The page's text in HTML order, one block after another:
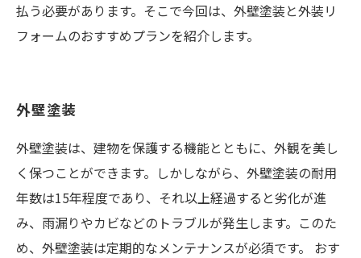
払う必要があります。そこで今回は、外壁塗装と外装リ
フォームのおすすめプランを紹介します。
外壁塗装
外壁塗装は、建物を保護する機能とともに、外観を美し
く保つことができます。しかしながら、外壁塗装の耐用
年数は15年程度であり、それ以上経過すると劣化が進
み、雨漏りやカビなどのトラブルが発生します。このた
め、外壁塗装は定期的なメンテナンスが必須です。 おす